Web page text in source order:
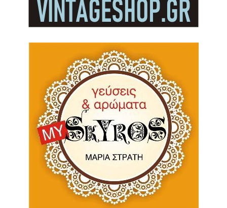
Νιφάδες από σιτάρι Ζέας ολικής bio 400gr
(Αντωνόπουλος)